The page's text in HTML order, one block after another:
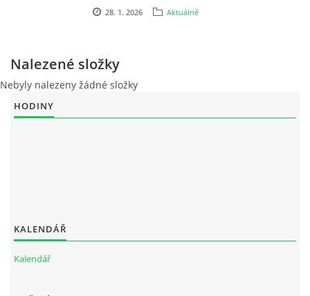
28. 1. 2026 Aktuálně
Nalezené složky
Nebyly nalezeny žádné složky
HODINY
KALENDÁŘ
Kalendář